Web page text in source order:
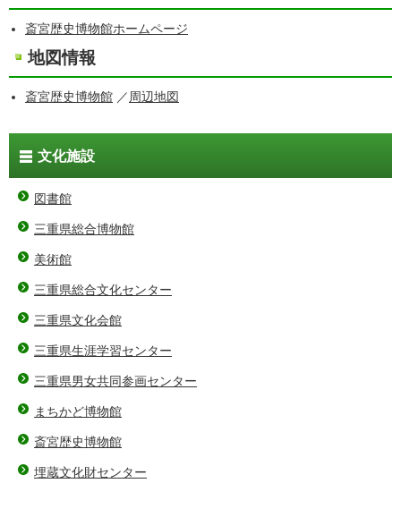
斎宮歴史博物館ホームページ
地図情報
斎宮歴史博物館 ／ 周辺地図
文化施設
図書館
三重県総合博物館
美術館
三重県総合文化センター
三重県文化会館
三重県生涯学習センター
三重県男女共同参画センター
まちかど博物館
斎宮歴史博物館
埋蔵文化財センター